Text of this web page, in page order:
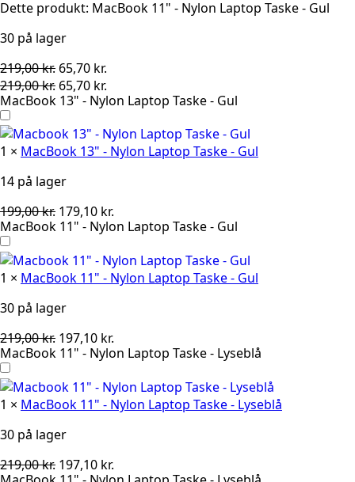
-
antal
Dette produkt: MacBook 11" - Nylon Laptop Taske - Gul
30 på lager
219,00kr. Den
oprindelige
pris
219,00 kr..
65,70 kr.
pris
65,70 kr..
219,00kr. Den
oprindelige
var:
219,00 kr..
65,70 kr.
aktuelle
er:
65,70 kr..
MacBook 13" - Nylon Laptop Taske - Gul
1 × MacBook 13" - Nylon Laptop Taske - Gul
14 på lager
199,00kr. Den
oprindelige
var:
199,00 kr..
179,10 kr.
aktuelle
er:
179,10 kr..
MacBook 11" - Nylon Laptop Taske - Gul
1 × MacBook 11" - Nylon Laptop Taske - Gul
30 på lager
219,00kr. Den
oprindelige
var:
219,00 kr..
197,10 kr.
aktuelle
er:
197,10 kr..
MacBook 11" - Nylon Laptop Taske - Lyseblå
1 × MacBook 11" - Nylon Laptop Taske - Lyseblå
30 på lager
219,00kr. Den
197,10 kr.